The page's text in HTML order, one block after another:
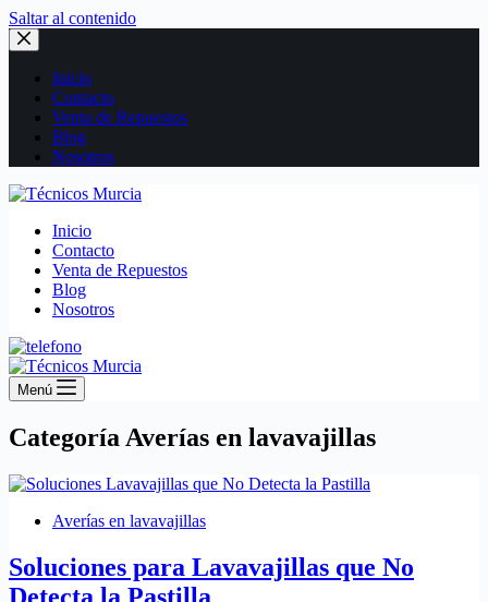
Saltar al contenido
Inicio
Contacto
Venta de Repuestos
Blog
Nosotros
Inicio
Contacto
Venta de Repuestos
Blog
Nosotros
Menú
Categoría Averías en lavavajillas
Averías en lavavajillas
Soluciones para Lavavajillas que No
Detecta la Pastilla